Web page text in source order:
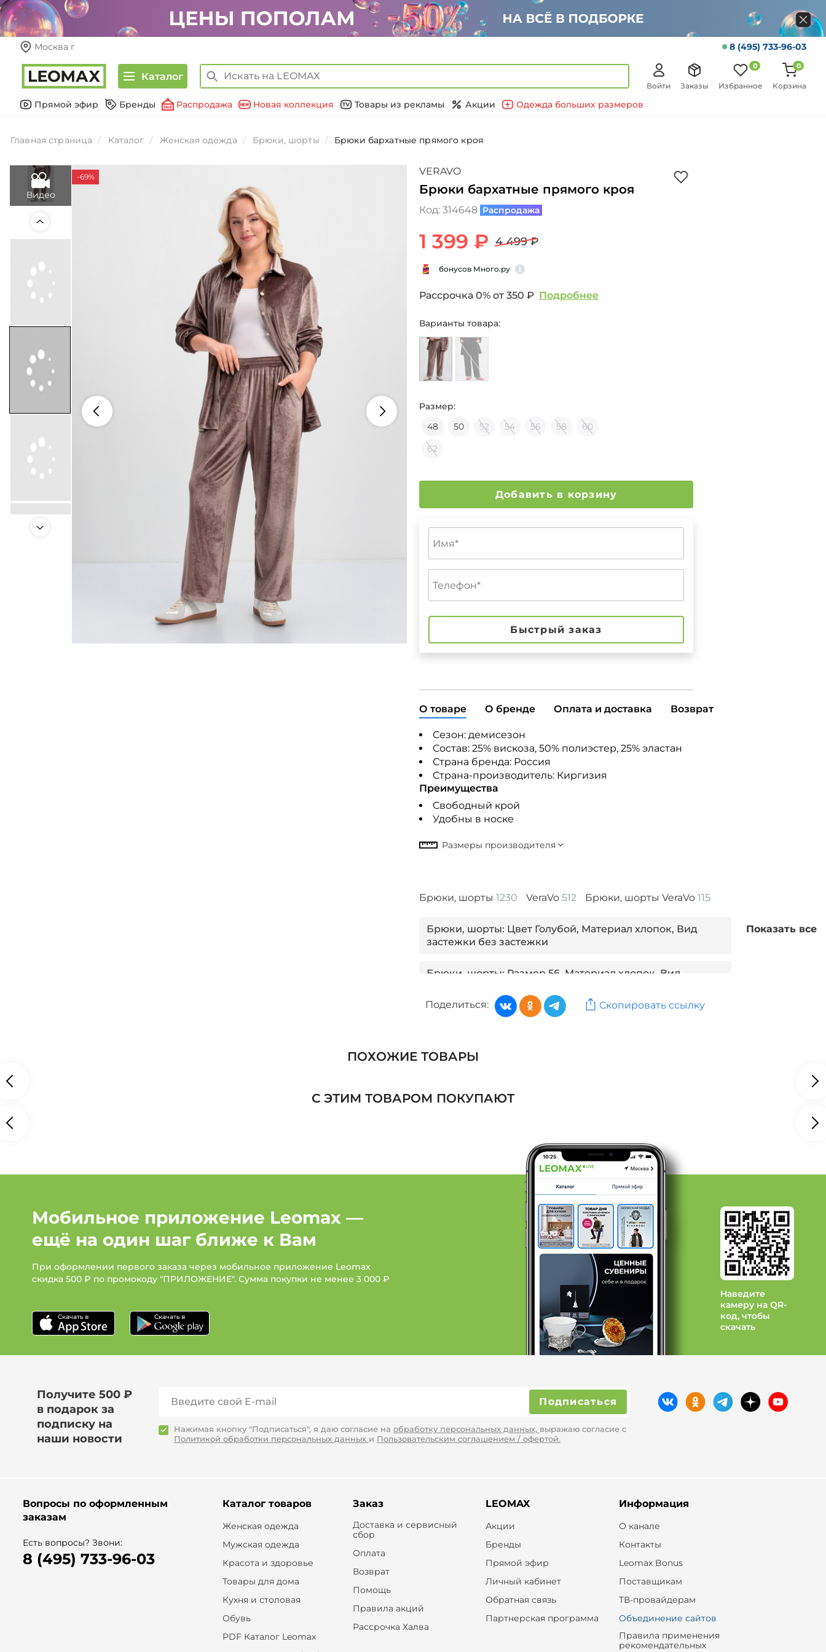
Москва г 8 (495) 733-96-03
Каталог
Войти Заказы Избранное
0
Корзина
0
Прямой эфир Бренды Распродажа Новая коллекция Товары из рекламы Акции Одежда больших размеров
Главная страница Каталог Женская одежда Брюки, шорты Брюки бархатные прямого кроя
-69% VERAVO
Брюки бархатные прямого кроя
Код: 314648 Распродажа
1 399 ₽ 4 499 ₽
бонусов Много.ру
Рассрочка 0% от 350 ₽ Подробнее
Варианты товара:
Размер:
48
50 52 54 56 58
60
62
Добавить в корзину
Быстрый заказ
О товаре О бренде Оплата и доставка Возврат
Сезон: демисезон
Состав: 25% вискоза, 50% полиэстер, 25% эластан
Страна бренда: Россия
Страна-производитель: Киргизия
Преимущества
Свободный крой
Удобны в носке
Брюки, шорты 1230 VeraVo 512 Брюки, шорты VeraVo 115
Брюки, шорты: Цвет Голубой, Материал хлопок, Вид
застежки без застежки
Брюки, шорты: Размер 56, Материал хлопок, Вид
Брюки, шорты: Сезон Лето, Материал хлопок, Вид
Брюки, шорты: Материал хлопок, Вид застежки без
Брюки, шорты: Цвет Голубой, Сезон Лето, Вид застежки
Брюки, шорты: Размер 56, Сезон Лето, Вид застежки без
Брюки, шорты: Сезон Лето, Вид застежки без застежки
Женская одежда: Бренд Алтекс
Женская одежда: Бренд Красная ветка
Женская одежда: Бренд Ohana Market
Показать все
Поделиться: Скопировать ссылку
ПОХОЖИЕ ТОВАРЫ
С ЭТИМ ТОВАРОМ ПОКУПАЮТ
Мобильное приложение Leomax —
ещё на один шаг ближе к Вам
При оформлении первого заказа через мобильное приложение Leomax
скидка 500 ₽ по промокоду "ПРИЛОЖЕНИЕ". Сумма покупки не менее 3 000 ₽
Наведите
камеру на QR-
код, чтобы
скачать
Получите 500 ₽
в подарок за
подписку на
наши новости
Подписаться
Нажимая кнопку "Подписаться", я даю согласие на обработку персональных данных, выражаю согласие с
Политикой обработки персональных данных и Пользовательским соглашением / офертой.
Вопросы по оформленным
заказам
Есть вопросы? Звони:
8 (495) 733-96-03
Каталог товаров
Женская одежда
Мужская одежда
Красота и здоровье
Товары для дома
Кухня и столовая
Обувь
PDF Каталог Leomax
Заказ
Доставка и сервисный
сбор
Оплата
Возврат
Помощь
Правила акций
Рассрочка Халва
LEOMAX
Акции
Бренды
Прямой эфир
Личный кабинет
Обратная связь
Партнерская программа
Информация
О канале
Контакты
Leomax Bonus
Поставщикам
ТВ-провайдерам
Объединение сайтов
Правила применения
рекомендательных